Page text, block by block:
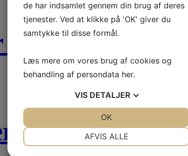
(11)
(9)
de har indsamlet gennem din brug af deres
tjenester. Ved at klikke på 'OK' giver du
samtykke til disse formål.
Læs mere om vores brug af cookies og
behandling af persondata her.
VIS DETALJER
AFVIS ALLE
OK